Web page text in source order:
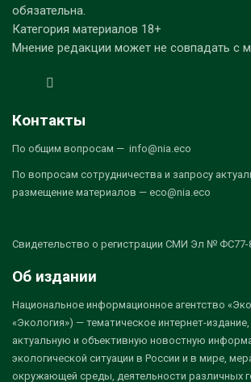
обязательна.
Категория материалов 18+
Мнение редакции может не совпадать с
Контакты
По общим вопросам — info@nia.eco
По вопросам сотрудничества и запросу
размещение материалов — eco@nia.eco
Свидетельство о регистрации СМИ Эл № ФС77-
Об издании
Национальное информационное агентство
«Экология») — тематическое интернет-
актуальную и объективную новостную
экологической ситуации в России и в мире,
окружающей среды, деятельности различных